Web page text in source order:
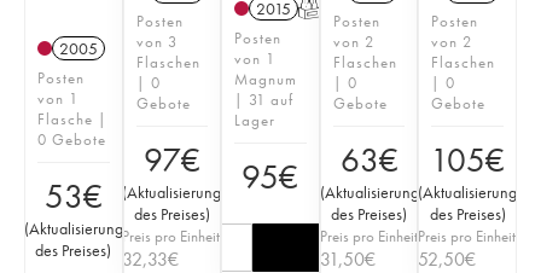
2005
Posten
von 1
Flasche |
0 Gebote
53€
(Aktualisierung
des Preises)
Posten
von 3
Flaschen
| 0
Gebote
97€
(Aktualisierung
des Preises)
Preis pro Einheit
32,33€
2015 T
Posten
von 1
Magnum
| 31 auf
Lager
95€
Posten
von 2
Flaschen
| 0
Gebote
63€
(Aktualisierung
des Preises)
Preis pro Einheit
31,50€
Posten
von 2
Flaschen
| 0
Gebote
105€
(Aktualisierung
des Preises)
Preis pro Einheit
52,50€